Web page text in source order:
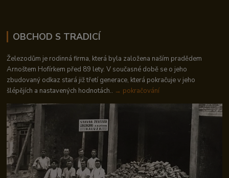
OBCHOD S TRADICÍ
Železodům je rodinná firma, která byla založena naším pradědem
Arnoštem Hofírkem před 89 lety. V současné době se o jeho
zbudovaný odkaz stará již třetí generace, která pokračuje v jeho
šlépějích a nastavených hodnotách.. → pokračování